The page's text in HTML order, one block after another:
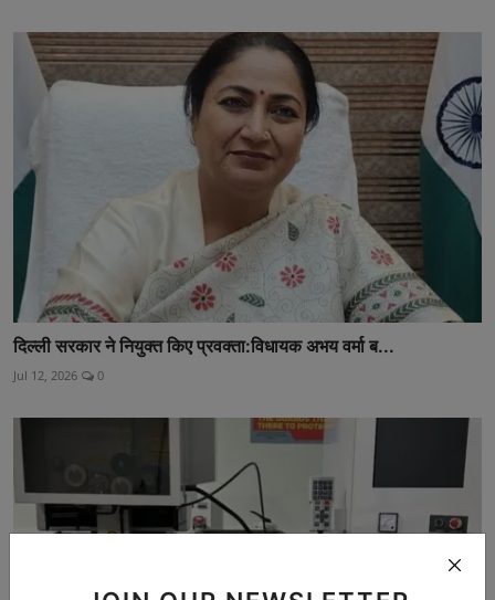
दिल्ली सरकार ने नियुक्त किए प्रवक्ता:विधायक अभय वर्मा ब...
Jul 12, 2026 0